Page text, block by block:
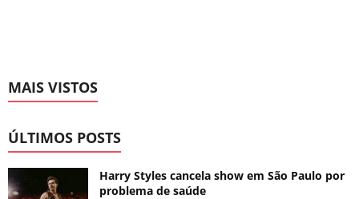
MAIS VISTOS
ÚLTIMOS POSTS
Harry Styles cancela show em São Paulo por
problema de saúde